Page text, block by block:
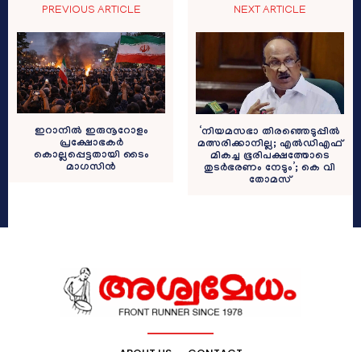
PREVIOUS ARTICLE
ഇറാനിൽ ഇരുനൂറോളം
പ്രക്ഷോഭകർ
കൊല്ലപ്പെട്ടതായി ടൈം
മാഗസിൻ
NEXT ARTICLE
‘നിയമസഭാ തിരഞ്ഞെടുപ്പില്‍
മത്സരിക്കാനില്ല; എല്‍ഡിഎഫ്
മികച്ച ഭൂരിപക്ഷത്തോടെ
തുടര്‍ഭരണം നേടും’; കെ വി
തോമസ്